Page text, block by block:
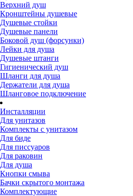
Верхний душ
Кронштейны душевые
Душевые стойки
Душевые панели
Боковой душ (форсунки)
Лейки для душа
Душевые штанги
Гигиенический душ
Шланги для душа
Держатели для душа
Шланговое подключение
Инсталляции
Для унитазов
Комплекты с унитазом
Для биде
Для писсуаров
Для раковин
Для душа
Кнопки смыва
Бачки скрытого монтажа
Комплектующие